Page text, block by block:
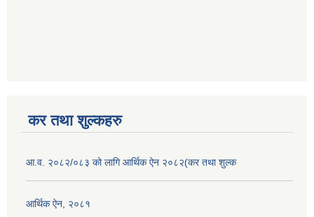
कर तथा शुल्कहरु
आ.व. २०८२/०८३ को लागि आर्थिक ऐन २०८२(कर तथा शुल्क
आर्थिक ऐन, २०८१